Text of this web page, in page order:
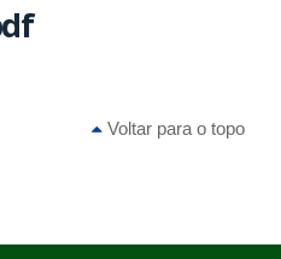
Voltar para o topo